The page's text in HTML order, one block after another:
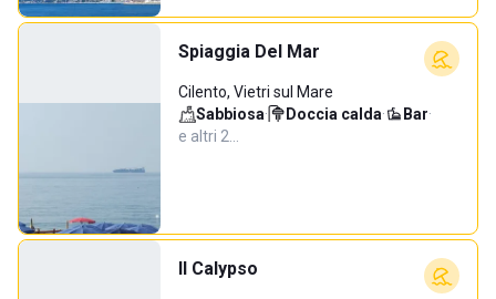
Spiaggia Del Mar
Cilento, Vietri sul Mare
Sabbiosa· Doccia calda· Bar·
e altri 2…
Il Calypso